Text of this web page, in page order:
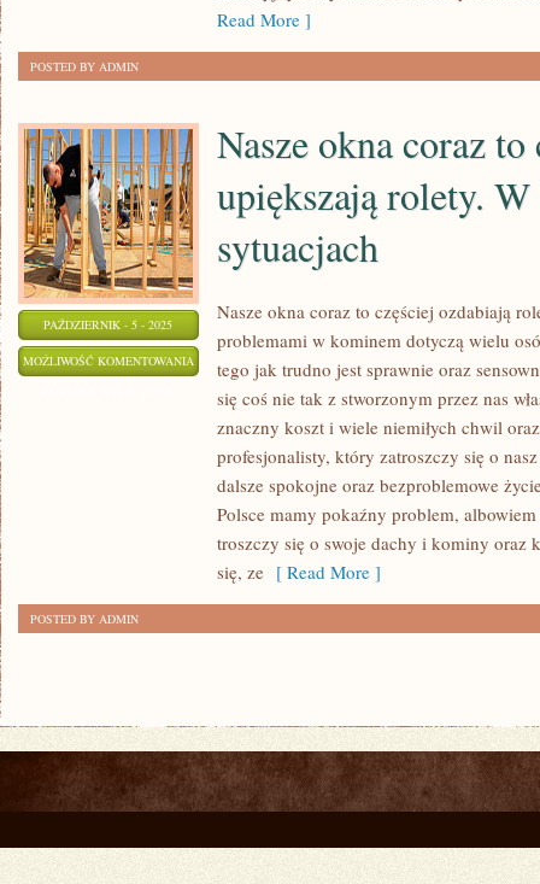
WYKORZYSTANIE
Read More ]
POSTED BY ADMIN
PAŹDZIERNIK - 5 - 2025
MOŻLIWOŚĆ KOMENTOWANIA
OKNA
CZĘŚCIEJ
UPIĘKSZAJĄ
ROLETY.
PEWNYCH
SYTUACJACH
Nasze okna coraz to
upiększają rolety.
sytuacjach
Nasze okna coraz to częściej ozdabiają
problemami w kominem dotyczą wielu
tego jak trudno jest sprawnie oraz
się coś nie tak z stworzonym przez nas
znaczny koszt i wiele niemiłych chwil
profesjonalisty, który zatroszczy się o
dalsze spokojne oraz bezproblemowe
Polsce mamy pokaźny problem,
troszczy się o swoje dachy i kominy oraz
się, ze [ Read More ]
POSTED BY ADMIN